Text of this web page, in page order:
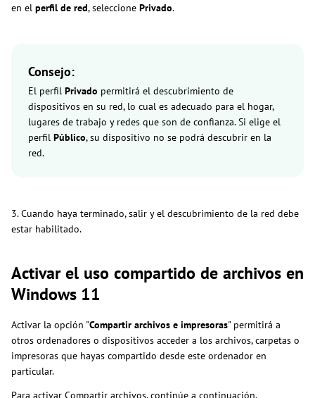
en el perfil de red, seleccione Privado.
Consejo:
El perfil Privado permitirá el descubrimiento de
dispositivos en su red, lo cual es adecuado para el hogar,
lugares de trabajo y redes que son de confianza. Si elige el
perfil Público, su dispositivo no se podrá descubrir en la
red.
3. Cuando haya terminado, salir y el descubrimiento de la red debe
estar habilitado.
Activar el uso compartido de archivos en
Windows 11
Activar la opción "Compartir archivos e impresoras" permitirá a
otros ordenadores o dispositivos acceder a los archivos, carpetas o
impresoras que hayas compartido desde este ordenador en
particular.
Para activar Compartir archivos, continúe a continuación.